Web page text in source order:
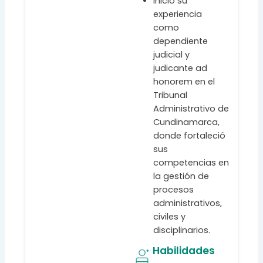
experiencia
como
dependiente
judicial y
judicante ad
honorem en el
Tribunal
Administrativo de
Cundinamarca,
donde fortaleció
sus
competencias en
la gestión de
procesos
administrativos,
civiles y
disciplinarios.
Habilidades